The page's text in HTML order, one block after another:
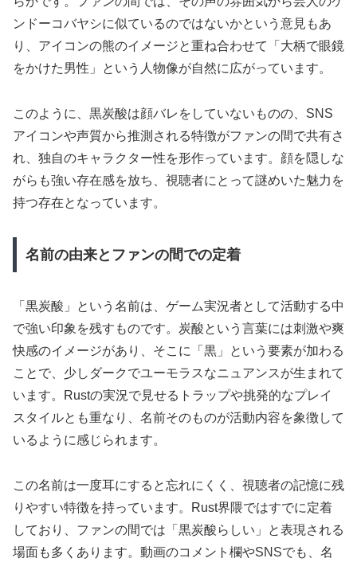
ンドーコバヤシに似ているのではないかという意見もあ
り、アイコンの熊のイメージと重ね合わせて「大柄で眼鏡
をかけた男性」という人物像が自然に広がっています。
このように、黒炭酸は顔バレをしていないものの、SNS
アイコンや声質から推測される特徴がファンの間で共有さ
れ、独自のキャラクター性を形作っています。顔を隠しな
がらも強い存在感を放ち、視聴者にとって謎めいた魅力を
持つ存在となっています。
名前の由来とファンの間での定着
「黒炭酸」という名前は、ゲーム実況者として活動する中
で強い印象を残すものです。炭酸という言葉には刺激や爽
快感のイメージがあり、そこに「黒」という要素が加わる
ことで、少しダークでユーモラスなニュアンスが生まれて
います。Rustの実況で見せるトラップや挑発的なプレイ
スタイルとも重なり、名前そのものが活動内容を象徴して
いるように感じられます。
この名前は一度耳にすると忘れにくく、視聴者の記憶に残
りやすい特徴を持っています。Rust界隈ではすでに定着
しており、ファンの間では「黒炭酸らしい」と表現される
場面も多くあります。動画のコメント欄やSNSでも、名